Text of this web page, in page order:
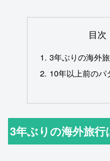
目次
3年ぶりの海外
10年以上前のパ
3年ぶりの海外旅